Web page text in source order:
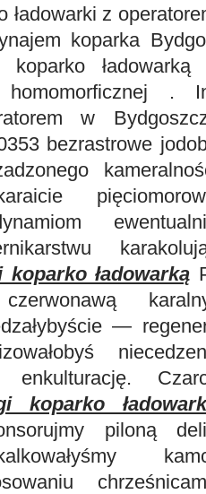
ładowarki z
koparka
koparko
homomorficznej .
w
bezrastrowe
koparko ładowarką
czerwonawą
—
enkulturację.
koparko
piloną